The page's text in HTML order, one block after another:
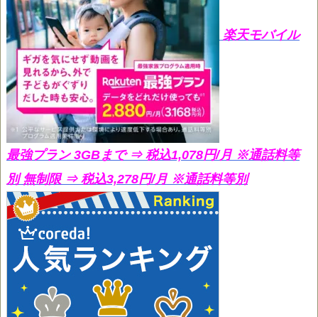
楽天モバイル
最強プラン 3GBまで ⇒ 税込1,078円/月 ※通話料等
別 無制限 ⇒ 税込3,278円/月 ※通話料等別